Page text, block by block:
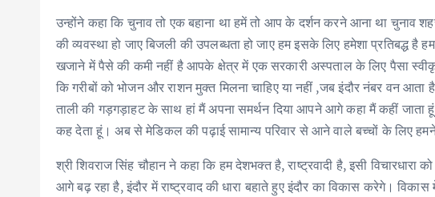
उन्होंने कहा कि चुनाव तो एक बहाना था हमें तो आप के दर्शन करने आना था चुनाव
की व्यवस्था हो जाए बिजली की उपलब्धता हो जाए हम इसके लिए हमेशा प्रतिबद्ध
खजाने में पैसे की कमी नहीं है आपके क्षेत्र में एक सरकारी अस्पताल के लिए पैसा
कि गरीबों को भोजन और राशन मुक्त मिलना चाहिए या नहीं ,जब इंदौर नंबर वन
ताली की गड़गड़ाहट के साथ हां मैं अपना समर्थन दिया आपने आगे कहा मैं कहीं
कह देता हूं। अब से मेडिकल की पढ़ाई सामान्य परिवार से आने वाले बच्चों के लिए हमने
श्री शिवराज सिंह चौहान ने कहा कि हम देशभक्त है, राष्ट्रवादी है, इसी विचारधारा
आगे बढ़ रहा है, इंदौर में राष्ट्रवाद की धारा बहाते हुए इंदौर का विकास करेगे।